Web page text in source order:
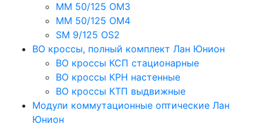
MM 50/125 OM3
MM 50/125 OM4
SM 9/125 OS2
ВО кроссы, полный комплект Лан Юнион
ВО кроссы КСП стационарные
ВО кроссы КРН настенные
ВО кроссы КТП выдвижные
Модули коммутационные оптические Лан
Юнион